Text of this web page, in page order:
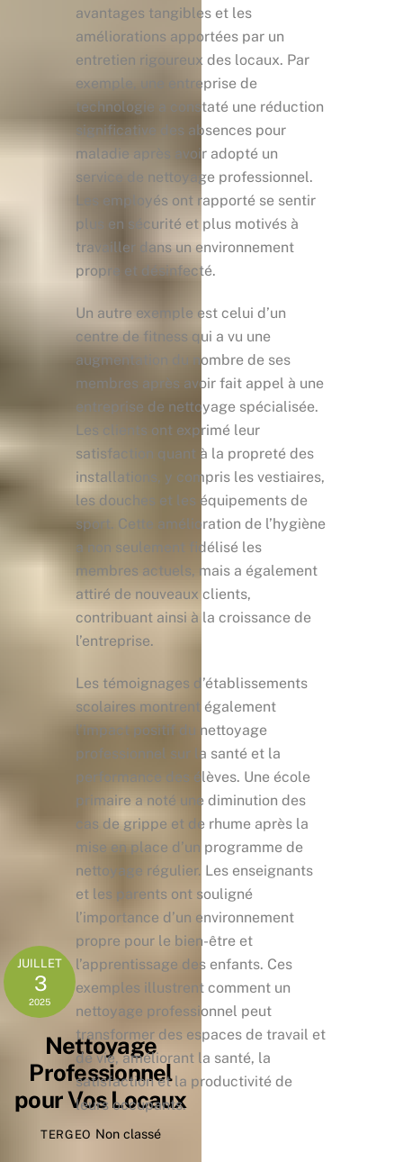
JUILLET
3
2025
Nettoyage
Professionnel
pour Vos Locaux
TERGEO Non classé
avantages tangibles et les
améliorations apportées par un
entretien rigoureux des locaux. Par
exemple, une entreprise de
technologie a constaté une réduction
significative des absences pour
maladie après avoir adopté un
service de nettoyage professionnel.
Les employés ont rapporté se sentir
plus en sécurité et plus motivés à
travailler dans un environnement
propre et désinfecté.
Un autre exemple est celui d’un
centre de fitness qui a vu une
augmentation du nombre de ses
membres après avoir fait appel à une
entreprise de nettoyage spécialisée.
Les clients ont exprimé leur
satisfaction quant à la propreté des
installations, y compris les vestiaires,
les douches et les équipements de
sport. Cette amélioration de l’hygiène
a non seulement fidélisé les
membres actuels, mais a également
attiré de nouveaux clients,
contribuant ainsi à la croissance de
l’entreprise.
Les témoignages d’établissements
scolaires montrent également
l’impact positif du nettoyage
professionnel sur la santé et la
performance des élèves. Une école
primaire a noté une diminution des
cas de grippe et de rhume après la
mise en place d’un programme de
nettoyage régulier. Les enseignants
et les parents ont souligné
l’importance d’un environnement
propre pour le bien-être et
l’apprentissage des enfants. Ces
exemples illustrent comment un
nettoyage professionnel peut
transformer des espaces de travail et
de vie, améliorant la santé, la
satisfaction et la productivité de
leurs occupants.